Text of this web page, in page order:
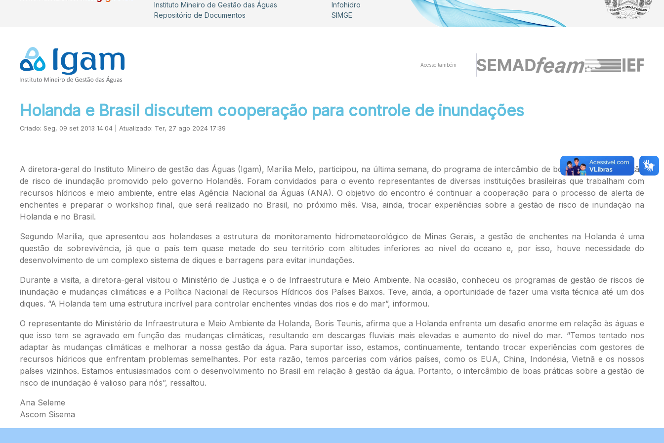
Instituto Mineiro de Gestão das Águas
Repositório de Documentos
Infohidro
SIMGE
Acesse também
Holanda e Brasil discutem cooperação para controle de inundações
Criado: Seg, 09 set 2013 14:04 | Atualizado: Ter, 27 ago 2024 17:39
A diretora-geral do Instituto Mineiro de gestão das Águas (Igam), Marília Melo, participou, na última semana, do programa de intercâmbio de boas práticas em gestão
de risco de inundação promovido pelo governo Holandês. Foram convidados para o evento representantes de diversas instituições brasileiras que trabalham com
recursos hídricos e meio ambiente, entre elas Agência Nacional da Águas (ANA). O objetivo do encontro é continuar a cooperação para o processo de alerta de
enchentes e preparar o workshop final, que será realizado no Brasil, no próximo mês. Visa, ainda, trocar experiências sobre a gestão de risco de inundação na
Holanda e no Brasil.
Segundo Marília, que apresentou aos holandeses a estrutura de monitoramento hidrometeorológico de Minas Gerais, a gestão de enchentes na Holanda é uma
questão de sobrevivência, já que o país tem quase metade do seu território com altitudes inferiores ao nível do oceano e, por isso, houve necessidade do
desenvolvimento de um complexo sistema de diques e barragens para evitar inundações.
Durante a visita, a diretora-geral visitou o Ministério de Justiça e o de Infraestrutura e Meio Ambiente. Na ocasião, conheceu os programas de gestão de riscos de
inundação e mudanças climáticas e a Política Nacional de Recursos Hídricos dos Países Baixos. Teve, ainda, a oportunidade de fazer uma visita técnica até um dos
diques. “A Holanda tem uma estrutura incrível para controlar enchentes vindas dos rios e do mar”, informou.
O representante do Ministério de Infraestrutura e Meio Ambiente da Holanda, Boris Teunis, afirma que a Holanda enfrenta um desafio enorme em relação às águas e
que isso tem se agravado em função das mudanças climáticas, resultando em descargas fluviais mais elevadas e aumento do nível do mar. “Temos tentado nos
adaptar às mudanças climáticas e melhorar a nossa gestão da água. Para suportar isso, estamos, continuamente, tentando trocar experiências com gestores de
recursos hídricos que enfrentam problemas semelhantes. Por esta razão, temos parcerias com vários países, como os EUA, China, Indonésia, Vietnã e os nossos
países vizinhos. Estamos entusiasmados com o desenvolvimento no Brasil em relação à gestão da água. Portanto, o intercâmbio de boas práticas sobre a gestão de
risco de inundação é valioso para nós”, ressaltou.
Ana Seleme
Ascom Sisema